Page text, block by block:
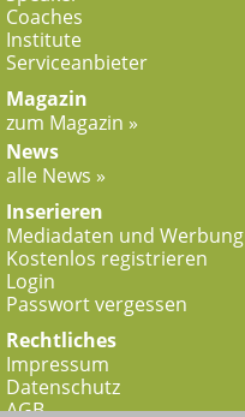
Coaches
Institute
Serviceanbieter
Magazin
zum Magazin »
News
alle News »
Inserieren
Mediadaten und Werbung
Kostenlos registrieren
Login
Passwort vergessen
Rechtliches
Impressum
Datenschutz
AGB